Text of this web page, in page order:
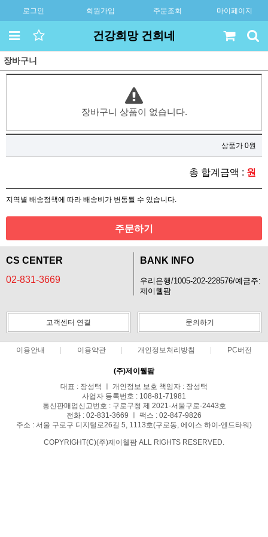
로그인 회원가입 주문조회 마이페이지
건강희망 건희네
장바구니
장바구니 상품이 없습니다.
상품가 0원
총 합계금액 : 원
지역별 배송정책에 따라 배송비가 변동될 수 있습니다.
주문하기
CS CENTER
02-831-3669
BANK INFO
우리은행/1005-202-228576/예금주:
제이웰팜
고객센터 연결 문의하기
이용안내 이용약관 개인정보처리방침 PC버전
(주)제이웰팜
대표 : 장성택 ㅣ 개인정보 보호 책임자 : 장성택
사업자 등록번호 : 108-81-71981
통신판매업신고번호 : 구로구청 제 2021-서울구로-2443호
전화 : 02-831-3669 ㅣ 팩스 : 02-847-9826
주소 : 서울 구로구 디지털로26길 5, 1113호(구로동, 에이스 하이-엔드타워)
COPYRIGHT(C)(주)제이웰팜 ALL RIGHTS RESERVED.